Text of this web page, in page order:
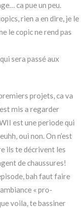
ca pue un peu.
rien a en dire, je le
le copic ne rend pas
sera passé aux
projets, ca va
mis a regarder
est une periode qui
oui non. On n’est
ils te décrivent les
de chaussures!
bah faut faire
« pro-
voila, te bassiner